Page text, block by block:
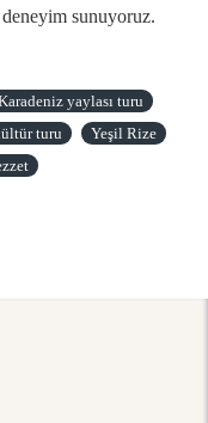
sunuyoruz.
yaylası turu
turu
Yeşil Rize